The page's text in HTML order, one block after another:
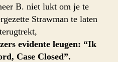
B. niet lukt om je te
Strawman te laten
evidente leugen: “Ik
Case Closed”.